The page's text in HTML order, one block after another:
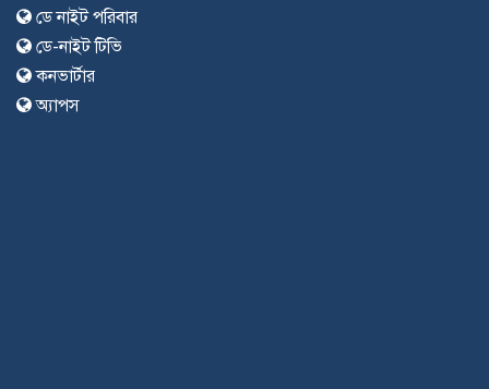
ডে নাইট পরিবার
ডে-নাইট টিভি
কনভার্টার
অ্যাপস